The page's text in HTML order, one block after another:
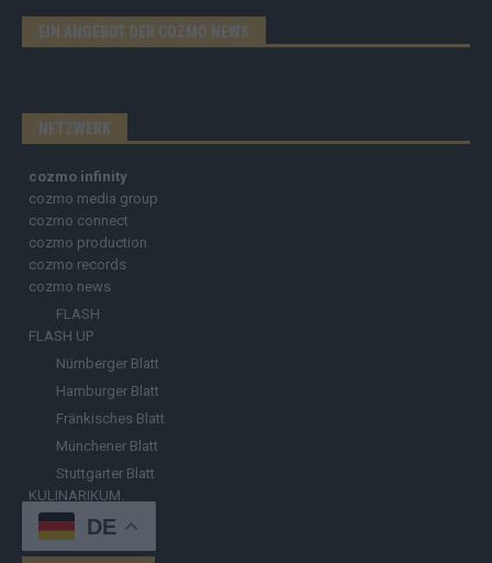
EIN ANGEBOT DER COZMO NEWS
NETZWERK
cozmo infinity
cozmo media group
cozmo connect
cozmo production
cozmo records
cozmo news
FLASH
FLASH UP
Nürnberger Blatt
Hamburger Blatt
Fränkisches Blatt
Münchener Blatt
Stuttgarter Blatt
KULINARIKUM.
Raffi Gasser
DE